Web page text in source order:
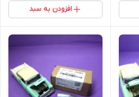
افزودن به سبد